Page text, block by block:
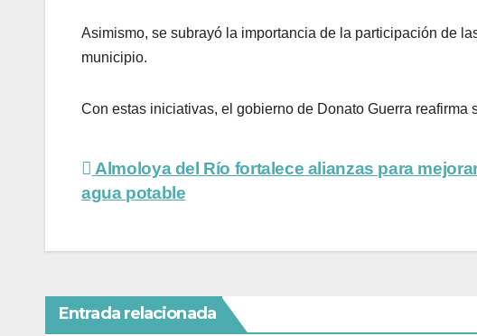
Asimismo, se subrayó la importancia de la participación de
municipio.
Con estas iniciativas, el gobierno de Donato Guerra
Navegación
de
entradas
Almoloya del Río fortalece alianzas para
agua potable
Entrada relacionada